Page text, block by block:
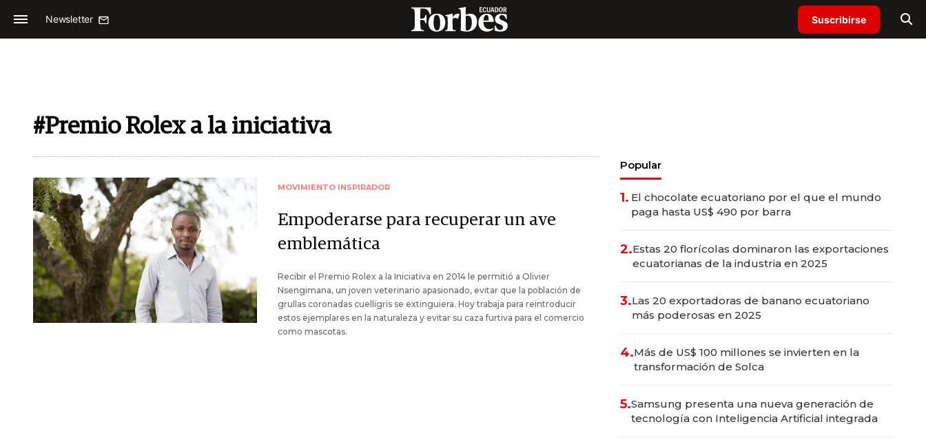
Newsletter Suscribirse
#Premio Rolex a la iniciativa
MOVIMIENTO INSPIRADOR
Empoderarse para recuperar un ave
emblemática
Recibir el Premio Rolex a la Iniciativa en 2014 le permitió a Olivier
Nsengimana, un joven veterinario apasionado, evitar que la población de
grullas coronadas cuelligris se extinguiera. Hoy trabaja para reintroducir
estos ejemplares en la naturaleza y evitar su caza furtiva para el comercio
como mascotas.
Popular
1. El chocolate ecuatoriano por el que el mundo
paga hasta US$ 490 por barra
2.Estas 20 florícolas dominaron las exportaciones
ecuatorianas de la industria en 2025
3.Las 20 exportadoras de banano ecuatoriano
más poderosas en 2025
4.Más de US$ 100 millones se invierten en la
transformación de Solca
5.Samsung presenta una nueva generación de
tecnología con Inteligencia Artificial integrada